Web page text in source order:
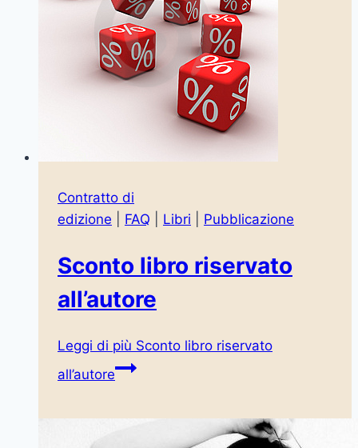
Contratto di
edizione
FAQ Libri Pubblicazione
Sconto libro riservato
all’autore
Leggi di più Sconto libro riservato
all’autore